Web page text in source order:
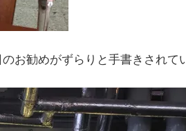
お勧めがずらりと手書きされて